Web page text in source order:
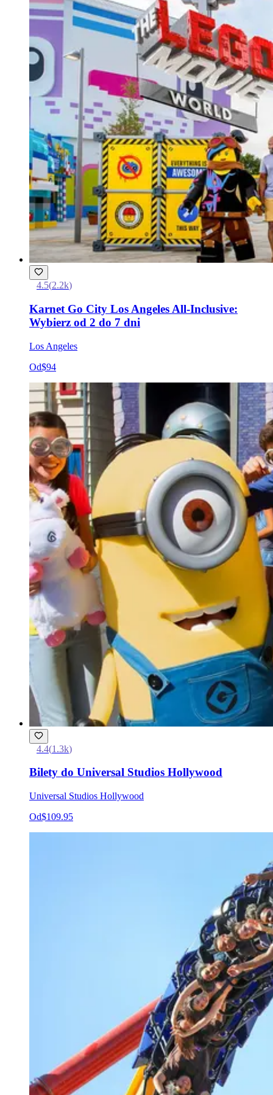
4.5(2.2k)
Karnet Go City Los Angeles All-Inclusive:
Wybierz od 2 do 7 dni
Los Angeles
Od$94
4.4(1.3k)
Bilety do Universal Studios Hollywood
Universal Studios Hollywood
Od$109.95